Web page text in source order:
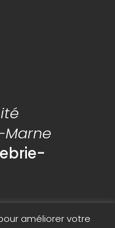
Marne
améliorer votre